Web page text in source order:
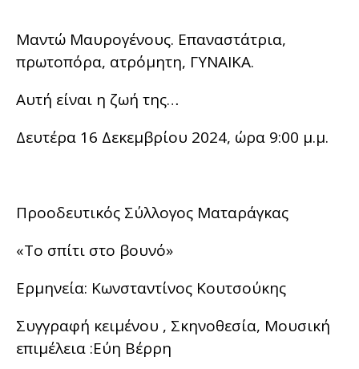
Μαντώ Μαυρογένους. Επαναστάτρια,
πρωτοπόρα, ατρόμητη, ΓΥΝΑΙΚΑ.
Αυτή είναι η ζωή της…
Δευτέρα 16 Δεκεμβρίου 2024, ώρα 9:00 μ.μ.
Προοδευτικός Σύλλογος Ματαράγκας
«Το σπίτι στο βουνό»
Ερμηνεία: Κωνσταντίνος Κουτσούκης
Συγγραφή κειμένου , Σκηνοθεσία, Μουσική
επιμέλεια :Εύη Βέρρη